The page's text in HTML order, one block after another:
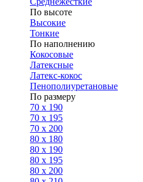
По высоте
Высокие
Тонкие
По наполнению
Кокосовые
Латексные
Латекс-кокос
Пенополиуретановые
По размеру
70 х 190
70 х 195
70 х 200
80 х 180
80 х 190
80 х 195
80 х 200